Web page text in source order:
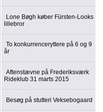
Lone Bøgh køber Fürsten-Looks
lillebror
To konkurrenceryttere på 6 og 9
år
Aftenstævne på Frederiksværk
Rideklub 31 marts 2015
Besøg på stutteri Veksebogaard